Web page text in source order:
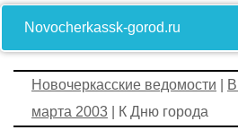
Novocherkassk-gorod.ru
Новочеркасские ведомости
марта 2003 | К Дню города